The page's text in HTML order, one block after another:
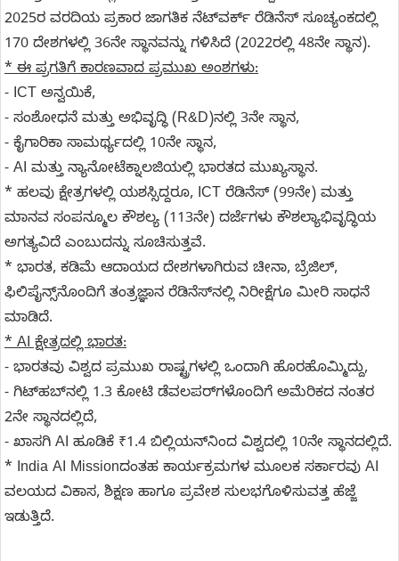
2025ರ ವರದಿಯ ಪ್ರಕಾರ ಜಾಗತಿಕ ನೆಟ್‌ವರ್ಕ್ ರೆಡಿನೆಸ್ ಸೂಚ್ಯಂಕದಲ್ಲಿ
170 ದೇಶಗಳಲ್ಲಿ 36ನೇ ಸ್ಥಾನವನ್ನು ಗಳಿಸಿದೆ (2022ರಲ್ಲಿ 48ನೇ ಸ್ಥಾನ).
* ಈ ಪ್ರಗತಿಗೆ ಕಾರಣವಾದ ಪ್ರಮುಖ ಅಂಶಗಳು:
- ICT ಅನ್ವಯಿಕೆ,
- ಸಂಶೋಧನೆ ಮತ್ತು ಅಭಿವೃದ್ಧಿ (R&D)ನಲ್ಲಿ 3ನೇ ಸ್ಥಾನ,
- ಕೈಗಾರಿಕಾ ಸಾಮರ್ಥ್ಯದಲ್ಲಿ 10ನೇ ಸ್ಥಾನ,
- AI ಮತ್ತು ನ್ಯಾನೋಟೆಕ್ನಾಲಜಿಯಲ್ಲಿ ಭಾರತದ ಮುಖ್ಯಸ್ಥಾನ.
* ಹಲವು ಕ್ಷೇತ್ರಗಳಲ್ಲಿ ಯಶಸ್ಸಿದ್ದರೂ, ICT ರೆಡಿನೆಸ್ (99ನೇ) ಮತ್ತು
ಮಾನವ ಸಂಪನ್ಮೂಲ ಕೌಶಲ್ಯ (113ನೇ) ದರ್ಜೆಗಳು ಕೌಶಲ್ಯಾಭಿವೃದ್ಧಿಯ
ಅಗತ್ಯವಿದೆ ಎಂಬುದನ್ನು ಸೂಚಿಸುತ್ತವೆ.
* ಭಾರತ, ಕಡಿಮೆ ಆದಾಯದ ದೇಶಗಳಾಗಿರುವ ಚೀನಾ, ಬ್ರೆಜಿಲ್,
ಫಿಲಿಪೈನ್ಸ್‌ನೊಂದಿಗೆ ತಂತ್ರಜ್ಞಾನ ರೆಡಿನೆಸ್‌ನಲ್ಲಿ ನಿರೀಕ್ಷೆಗೂ ಮೀರಿ ಸಾಧನೆ
ಮಾಡಿದೆ.
* AI ಕ್ಷೇತ್ರದಲ್ಲಿ ಭಾರತ:
- ಭಾರತವು ವಿಶ್ವದ ಪ್ರಮುಖ ರಾಷ್ಟ್ರಗಳಲ್ಲಿ ಒಂದಾಗಿ ಹೊರಹೊಮ್ಮಿದ್ದು,
- ಗಿಟ್‌ಹಬ್‌ನಲ್ಲಿ 1.3 ಕೋಟಿ ಡೆವಲಪರ್‌ಗಳೊಂದಿಗೆ ಅಮೆರಿಕದ ನಂತರ
2ನೇ ಸ್ಥಾನದಲ್ಲಿದೆ,
- ಖಾಸಗಿ AI ಹೂಡಿಕೆ ₹1.4 ಬಿಲ್ಲಿಯನ್‌ನಿಂದ ವಿಶ್ವದಲ್ಲಿ 10ನೇ ಸ್ಥಾನದಲ್ಲಿದೆ.
* India AI Missionದಂತಹ ಕಾರ್ಯಕ್ರಮಗಳ ಮೂಲಕ ಸರ್ಕಾರವು AI
ವಲಯದ ವಿಕಾಸ, ಶಿಕ್ಷಣ ಹಾಗೂ ಪ್ರವೇಶ ಸುಲಭಗೊಳಿಸುವತ್ತ ಹೆಜ್ಜೆ
ಇಡುತ್ತಿದೆ.